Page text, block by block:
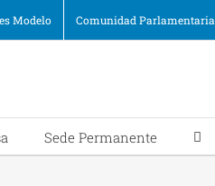
Modelo Comunidad Parlamentaria
Sede Permanente